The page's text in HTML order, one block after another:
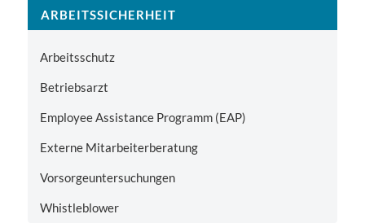
ARBEITSSICHERHEIT
Arbeitsschutz
Betriebsarzt
Employee Assistance Programm (EAP)
Externe Mitarbeiterberatung
Vorsorgeuntersuchungen
Whistleblower